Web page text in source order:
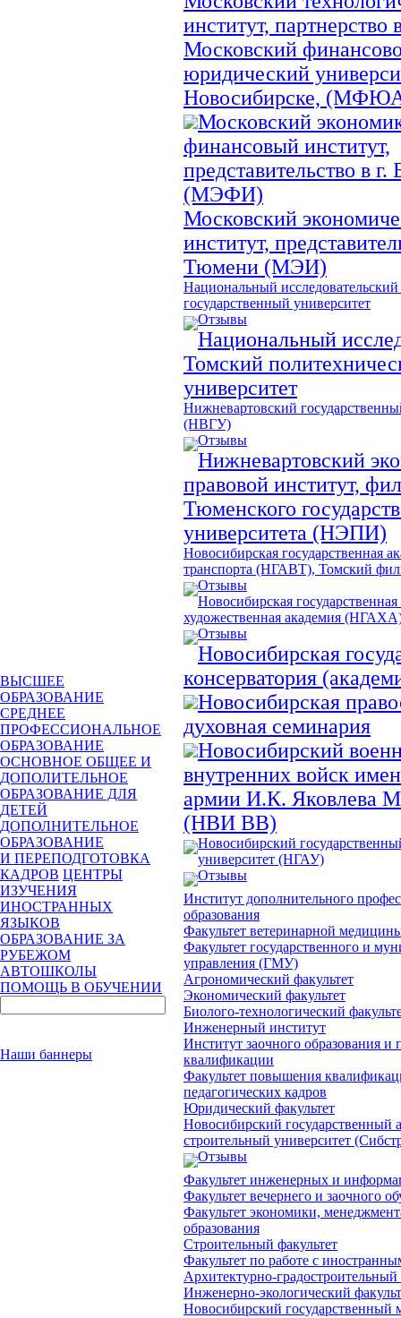
ВЫСШЕЕ
ОБРАЗОВАНИЕ
СРЕДНЕЕ
ПРОФЕССИОНАЛЬНОЕ
ОБРАЗОВАНИЕ
ОСНОВНОЕ ОБЩЕЕ И
ДОПОЛИТЕЛЬНОЕ
ОБРАЗОВАНИЕ ДЛЯ
ДЕТЕЙ
ДОПОЛНИТЕЛЬНОЕ
ОБРАЗОВАНИЕ
И ПЕРЕПОДГОТОВКА
КАДРОВ ЦЕНТРЫ
ИЗУЧЕНИЯ
ИНОСТРАННЫХ
ЯЗЫКОВ
ОБРАЗОВАНИЕ ЗА
РУБЕЖОМ
АВТОШКОЛЫ
ПОМОЩЬ В ОБУЧЕНИИ
Наши баннеры
институт, партнерство
Московский
юридический
Новосибирске,
Московский
финансовый институт,
представительство в г.
(МЭФИ)
Московский
институт,
Тюмени (МЭИ)
Национальный
государственный университет
Отзывы
Национальный
Томский
университет
Нижневартовский
(НВГУ)
Отзывы
Нижневартовский
правовой институт,
Тюменского
университета (НЭПИ)
Новосибирская государственная
транспорта (НГАВТ), Томский
Отзывы
Новосибирская
художественная академия
Отзывы
Новосибирская
консерватория
Новосибирская
духовная семинария
Новосибирский
внутренних войск
армии И.К. Яковлева
(НВИ ВВ)
Новосибирский
университет (НГАУ)
Институт дополнительного
образования
Факультет ветеринарной
Факультет государственного и
управления (ГМУ)
Агрономический факультет
Экономический факультет
Биолого-технологический
Инженерный институт
Институт заочного образования
квалификации
Факультет повышения
педагогических кадров
Юридический факультет
Отзывы
Новосибирский государственный
строительный университет
Факультет инженерных и
Факультет вечернего и заочного
Факультет экономики,
образования
Строительный факультет
Факультет по работе с
Архитектурно-градостроительный
Инженерно-экологический
Отзывы
Новосибирский государственный